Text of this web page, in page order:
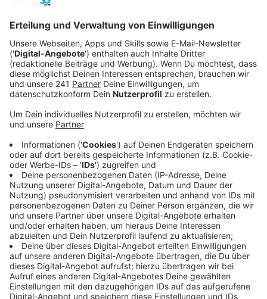
"You Broke Me First" ist für mich ein ganz besonderer
Song“, erklärt sie. "Er handelt von jemandem in einer
Beziehung, der sich einen Dreck um den anderen
schert, aber nach sechs Monaten beschließt, wieder
angekrochen zu kommen. Es geht um das Gefühl, zu
wissen, wie viel ein Mensch dir bedeutet, aber
dennoch diesmal nicht wieder schwach zu werden. Ich
wie ich."
Anzeige
Im Februar wurde Tate zu einem der "YouTube Music’s
Artist on the Rise" gekürt. Das Newcomer-Künstler-
Programm der Video-Plattform fokussiert sich auf
Talente, die im Begriff sind, den Durchbruch zu
schaffen. Gerade ist sie MTV Push Artist des Monats
Juli. Tate McRae lebt seit sie sechs ist im